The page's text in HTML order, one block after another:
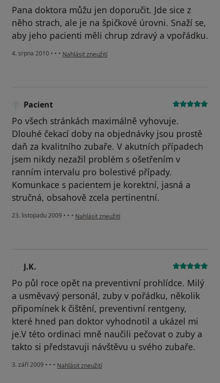
Pana doktora můžu jen doporučit. Jde sice z
něho strach, ale je na špičkové úrovni. Snaží se,
aby jeho pacienti měli chrup zdravý a vpořádku.
4. srpna 2010 • • • podle názoru uživatele Pacient
Nahlásit zneužití
Pacient
Po všech stránkách maximálně vyhovuje.
Dlouhé čekací doby na objednávky jsou prostě
daň za kvalitního zubaře. V akutních případech
jsem nikdy nezažil problém s ošetřením v
ranním intervalu pro bolestivé případy.
Komunkace s pacientem je korektní, jasná a
stručná, obsahově zcela pertinentní.
23. listopadu 2009 • • • podle názoru uživatele Pacient
Nahlásit zneužití
J.K.
Po půl roce opět na preventivní prohlídce. Milý
a usměvavý personál, zuby v pořádku, několik
připomínek k čištění, preventivní rentgeny,
které hned pan doktor vyhodnotil a ukázel mi
je.V této ordinaci mně naučili pečovat o zuby a
takto si představuji návštěvu u svého zubaře.
3. září 2009 • • • podle názoru uživatele J.K.
Nahlásit zneužití